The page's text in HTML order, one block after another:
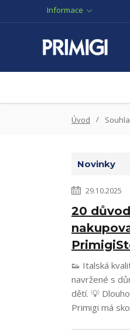
Informace
Úvod
Novinky
29.10.2025
20
👟 Italská
navržené s
dětí. 💡
Primigi má